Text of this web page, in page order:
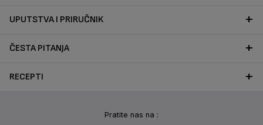
UPUTSTVA I PRIRUČNIK
ČESTA PITANJA
RECEPTI
Pratite nas na :